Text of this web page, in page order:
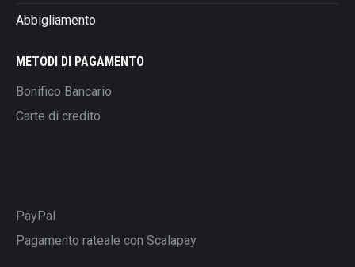
Abbigliamento
METODI DI PAGAMENTO
Bonifico Bancario
Carte di credito
PayPal
Pagamento rateale con Scalapay